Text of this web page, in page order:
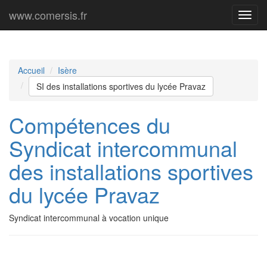
Menu
www.comersis.fr
Accueil
Isère
SI des installations sportives du lycée Pravaz
Compétences du
Syndicat intercommunal
des installations sportives
du lycée Pravaz
Syndicat intercommunal à vocation unique